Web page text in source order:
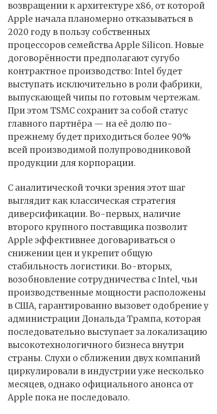
возвращении к архитектуре x86, от которой
Apple начала планомерно отказываться в
2020 году в пользу собственных
процессоров семейства Apple Silicon. Новые
договорённости предполагают сугубо
контрактное производство: Intel будет
выступать исключительно в роли фабрики,
выпускающей чипы по готовым чертежам.
При этом TSMC сохранит за собой статус
главного партнёра — на её долю по-
прежнему будет приходиться более 90%
всей производимой полупроводниковой
продукции для корпорации.
С аналитической точки зрения этот шаг
выглядит как классическая стратегия
диверсификации. Во-первых, наличие
второго крупного поставщика позволит
Apple эффективнее договариваться о
снижении цен и укрепит общую
стабильность логистики. Во-вторых,
возобновление сотрудничества с Intel, чьи
производственные мощности расположены
в США, гарантированно вызовет одобрение у
администрации Дональда Трампа, которая
последовательно выступает за локализацию
высокотехнологичного бизнеса внутри
страны. Слухи о сближении двух компаний
циркулировали в индустрии уже несколько
месяцев, однако официального анонса от
Apple пока не последовало.